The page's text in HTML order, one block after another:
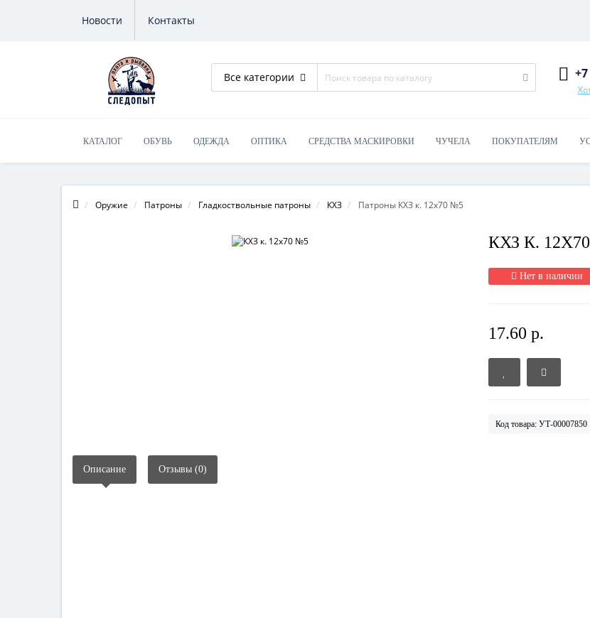
Новости Контакты
Все категории
КАТАЛОГ ОБУВЬ ОДЕЖДА ОПТИКА СРЕДСТВА МАСКИРОВКИ ЧУЧЕЛА ПОКУПАТЕЛЯМ
ОБУЧЕНИЕ НА ОРУЖИЕ
Оружие Патроны Гладкоствольные патроны КХЗ Патроны КХЗ к. 12х70 №5
КХЗ К.
Нет в наличии
17.60 р.
Код товара: УТ-00007850
Описание Отзывы (0)